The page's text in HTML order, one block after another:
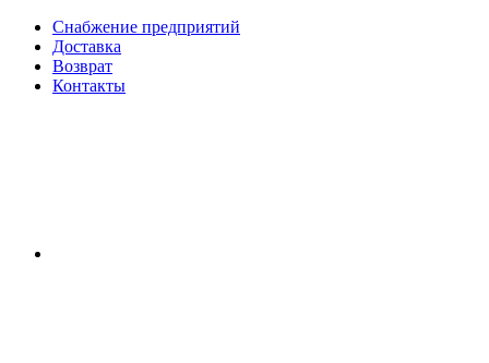
Снабжение предприятий
Доставка
Возврат
Контакты